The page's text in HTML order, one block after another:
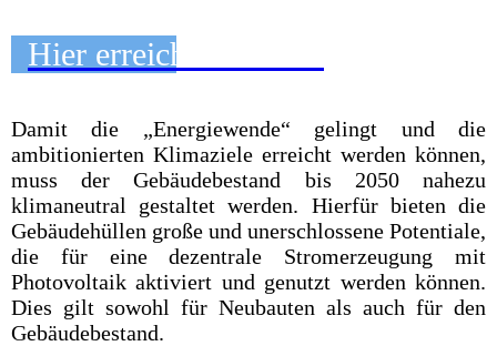
Hier erreichen Sie uns
Damit die „Energiewende“ gelingt und die
ambitionierten Klimaziele erreicht werden können,
muss der Gebäudebestand bis 2050 nahezu
klimaneutral gestaltet werden. Hierfür bieten die
Gebäudehüllen große und unerschlossene Potentiale,
die für eine dezentrale Stromerzeugung mit
Photovoltaik aktiviert und genutzt werden können.
Dies gilt sowohl für Neubauten als auch für den
Gebäudebestand.